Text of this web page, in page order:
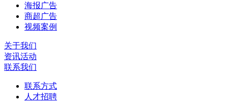
海报广告
商超广告
视频案例
关于我们
资讯活动
联系我们
联系方式
人才招聘